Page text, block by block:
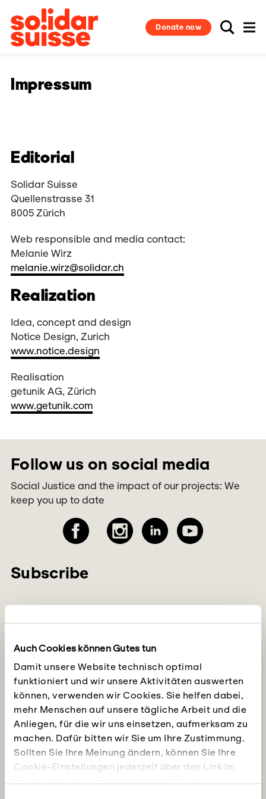
Auch Cookies können Gutes tun
Damit unsere Website technisch optimal
funktioniert und wir unsere Aktivitäten auswerten
können, verwenden wir Cookies. Sie helfen dabei,
mehr Menschen auf unsere tägliche Arbeit und die
Anliegen, für die wir uns einsetzen, aufmerksam zu
machen. Dafür bitten wir Sie um Ihre Zustimmung.
Sollten Sie Ihre Meinung ändern, können Sie Ihre
Cookie-Einstellungen jederzeit über den Link im
Donate now
Impressum
Editorial
Solidar Suisse
Quellenstrasse 31
8005 Zürich
Web responsible and media contact:
Melanie Wirz
melanie.wirz@solidar.ch
Realization
Idea, concept and design
Notice Design, Zurich
www.notice.design
Realisation
getunik AG, Zürich
www.getunik.com
Follow us on social media
Social Justice and the impact of our projects: We
keep you up to date
Subscribe
Choose language*
German
French
We offer our newsletter in German and French,
please select in which language you would like to
receive your news.